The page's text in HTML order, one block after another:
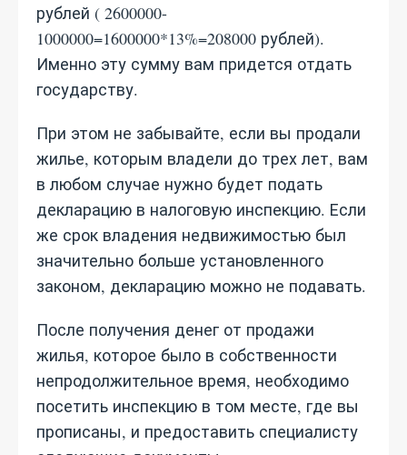
рублей ( 2600000-
1000000=1600000*13%=208000 рублей).
Именно эту сумму вам придется отдать
государству.
При этом не забывайте, если вы продали
жилье, которым владели до трех лет, вам
в любом случае нужно будет подать
декларацию в налоговую инспекцию. Если
же срок владения недвижимостью был
значительно больше установленного
законом, декларацию можно не подавать.
После получения денег от продажи
жилья, которое было в собственности
непродолжительное время, необходимо
посетить инспекцию в том месте, где вы
прописаны, и предоставить специалисту